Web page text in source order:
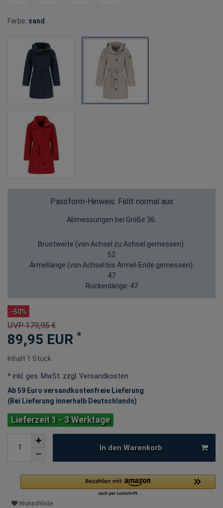
Farbe: sand
Passform-Hinweis: Fällt normal aus
Abmessungen bei Größe 36:
Brustweite (von Achsel zu Achsel gemessen):
52
Ärmellänge (von Achsel bis Ärmel-Ende gemessen):
47
Rückenlänge: 47
-50%
UVP 179,95 €
89,95 EUR *
Inhalt 1 Stück
* inkl. ges. MwSt. zzgl.
Versandkosten
Ab 59 Euro versandkostenfreie Lieferung
(Bei Lieferung innerhalb Deutschlands)
Lieferzeit 1 - 3 Werktage
In den Warenkorb
Wunschliste